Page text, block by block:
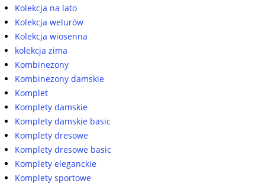
Kolekcja na lato
Kolekcja welurów
Kolekcja wiosenna
kolekcja zima
Kombinezony
Kombinezony damskie
Komplet
Komplety damskie
Komplety damskie basic
Komplety dresowe
Komplety dresowe basic
Komplety eleganckie
Komplety sportowe